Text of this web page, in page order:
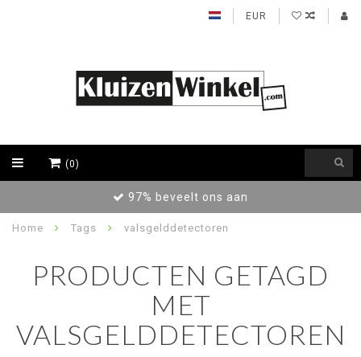
EUR
(0)
97% beveelt ons aan
Home Tags valsgelddetectoren
PRODUCTEN GETAGD
MET
VALSGELDDETECTOREN